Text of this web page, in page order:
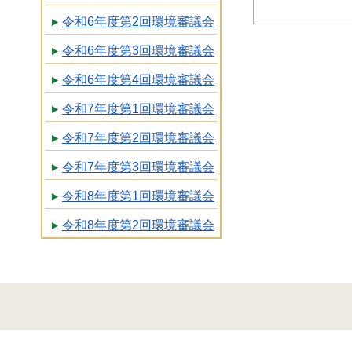
令和6年度第2回環境審議会
令和6年度第3回環境審議会
令和6年度第4回環境審議会
令和7年度第1回環境審議会
令和7年度第2回環境審議会
令和7年度第3回環境審議会
令和8年度第1回環境審議会
令和8年度第2回環境審議会